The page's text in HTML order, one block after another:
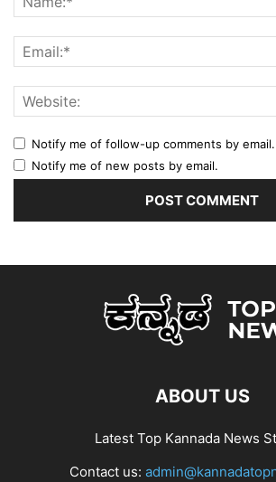
Notify me of follow-up comments by email.
Notify me of new posts by email.
ABOUT US
Latest Top Kannada News
Contact us: